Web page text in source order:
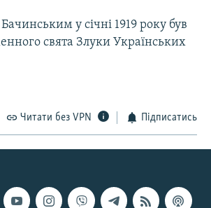
у січні 1919 року був
свята Злуки Українських
Читати без VPN Підписатись